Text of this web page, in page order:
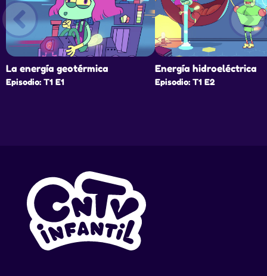
La energía geotérmica
Episodio: T1 E1
Energía hidroeléctrica
Episodio: T1 E2